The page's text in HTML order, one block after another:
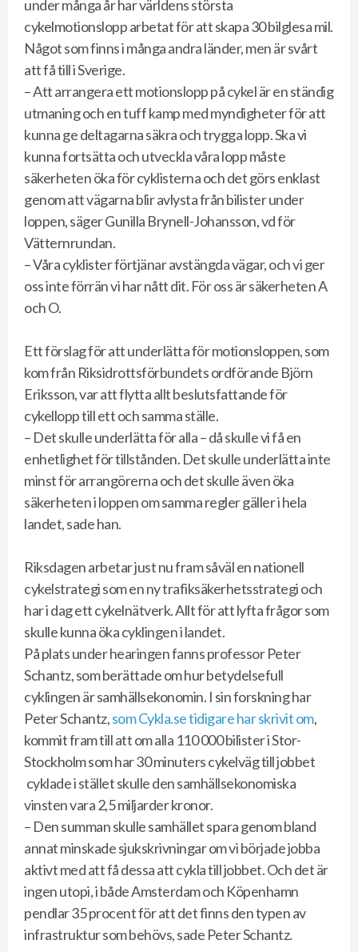
under många år har världens största
cykelmotionslopp arbetat för att skapa 30 bilglesa mil.
Något som finns i många andra länder, men är svårt
att få till i Sverige.
– Att arrangera ett motionslopp på cykel är en ständig
utmaning och en tuff kamp med myndigheter för att
kunna ge deltagarna säkra och trygga lopp. Ska vi
kunna fortsätta och utveckla våra lopp måste
säkerheten öka för cyklisterna och det görs enklast
genom att vägarna blir avlysta från bilister under
loppen, säger Gunilla Brynell-Johansson, vd för
Vätternrundan.
– Våra cyklister förtjänar avstängda vägar, och vi ger
oss inte förrän vi har nått dit. För oss är säkerheten A
och O.
Ett förslag för att underlätta för motionsloppen, som
kom från Riksidrottsförbundets ordförande Björn
Eriksson, var att flytta allt beslutsfattande för
cykellopp till ett och samma ställe.
– Det skulle underlätta för alla – då skulle vi få en
enhetlighet för tillstånden. Det skulle underlätta inte
minst för arrangörerna och det skulle även öka
säkerheten i loppen om samma regler gäller i hela
landet, sade han.
Riksdagen arbetar just nu fram såväl en nationell
cykelstrategi som en ny trafiksäkerhetsstrategi och
har i dag ett cykelnätverk. Allt för att lyfta frågor som
skulle kunna öka cyklingen i landet.
På plats under hearingen fanns professor Peter
Schantz, som berättade om hur betydelsefull
cyklingen är samhällsekonomin. I sin forskning har
Peter Schantz,som Cykla.se tidigare har skrivit om,
kommit fram till att om alla 110 000 bilister i Stor-
Stockholm som har 30 minuters cykelväg till jobbet
cyklade i stället skulle den samhällsekonomiska
vinsten vara 2,5 miljarder kronor.
– Den summan skulle samhället spara genom bland
annat minskade sjukskrivningar om vi började jobba
aktivt med att få dessa att cykla till jobbet. Och det är
ingen utopi, i både Amsterdam och Köpenhamn
pendlar 35 procent för att det finns den typen av
infrastruktur som behövs, sade Peter Schantz.